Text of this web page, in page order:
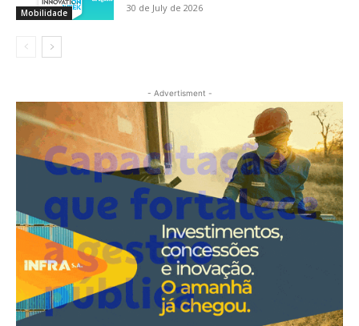
Mobilidade 30 de July de 2026
- Advertisment -